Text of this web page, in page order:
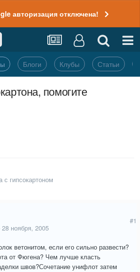
авторизация отключена!
Блоги Клубы Статьи
помогите
с гипсокартоном
28 ноября, 2005
#1
ветонитом, если его сильно развести?
от Фюгена? Чем лучше класть
швов?Сочетание унифлот затем